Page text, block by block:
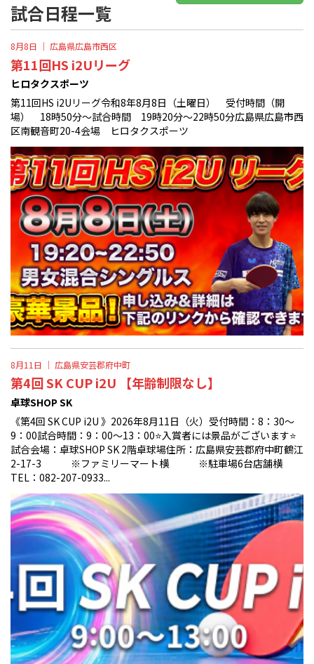
試合日程一覧
8月8日 ｜ 広島県広島市西区
第11回HS i2Uリーグ
ヒロタクスポーツ
第11回HS i2Uリーグ令和8年8月8日（土曜日） 受付時間（開
場） 18時50分〜試合時間 19時20分〜22時50分広島県広島市西
区南観音町20-4会場 ヒロタクスポーツ
8月11日 ｜ 広島県安芸郡府中町
第4回 SK CUP i2U 【年齢制限なし】
卓球SHOP SK
《第4回 SK CUP i2U 》2026年8月11日（火）受付時間：8：30〜
9：00試合時間：9：00〜13：00⭐️入賞者には景品がございます⭐️
試合会場：卓球SHOP SK 2階卓球場住所：広島県安芸郡府中町鶴江
2-17-3 ※ファミリーマート横 ※駐車場6台店舗横
TEL：082-207-0933...